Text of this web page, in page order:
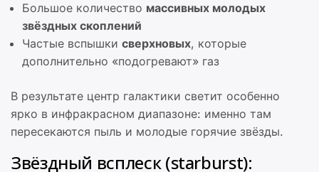
Большое количество массивных молодых
звёздных скоплений
Частые вспышки сверхновых, которые
дополнительно «подогревают» газ
В результате центр галактики светит особенно
ярко в инфракрасном диапазоне: именно там
пересекаются пыль и молодые горячие звёзды.
Звёздный всплеск (starburst):